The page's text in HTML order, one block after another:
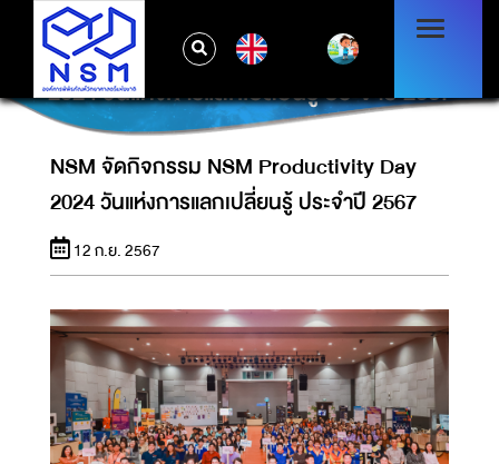
NSM จัดกิจกรรม NSM PRODUCTIVITY DAY
2024 วันแห่งการแลกเปลี่ยนรู้ ประจำปี 2567
NSM จัดกิจกรรม NSM Productivity Day
2024 วันแห่งการแลกเปลี่ยนรู้ ประจำปี 2567
12 ก.ย. 2567